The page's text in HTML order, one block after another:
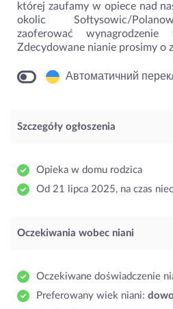
której zaufamy w opiece nad
okolic Sołtysowic/
zaoferować
Zdecydowane nianie prosimy o
Автоматичний
Szczegóły ogłoszenia
Opieka w domu rodzica
Od 21 lipca 2025, na czas
Oczekiwania wobec niani
Oczekiwane doświadczenie
Preferowany wiek niani: